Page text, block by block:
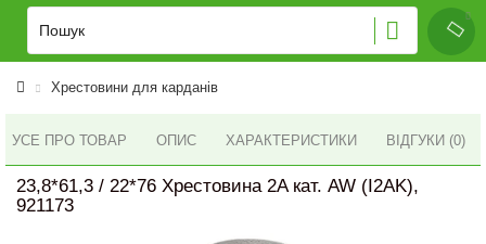
Хрестовини для карданів
УСЕ ПРО ТОВАР ОПИС ХАРАКТЕРИСТИКИ ВІДГУКИ (0)
23,8*61,3 / 22*76 Хрестовина 2A кат. AW (I2AK),
921173